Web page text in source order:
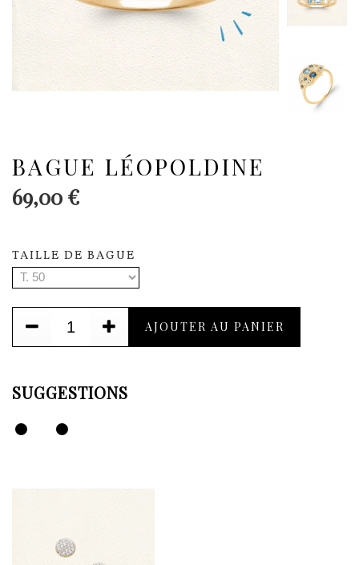
BAGUE LÉOPOLDINE
69,00 €
TAILLE DE BAGUE
AJOUTER AU PANIER
SUGGESTIONS